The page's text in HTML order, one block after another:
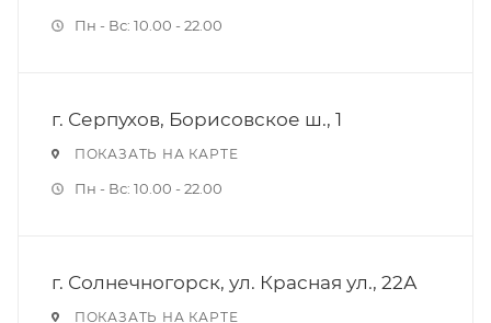
Пн - Вс: 10.00 - 22.00
г. Серпухов, Борисовское ш., 1
ПОКАЗАТЬ НА КАРТЕ
Пн - Вс: 10.00 - 22.00
г. Солнечногорск, ул. Красная ул., 22А
ПОКАЗАТЬ НА КАРТЕ